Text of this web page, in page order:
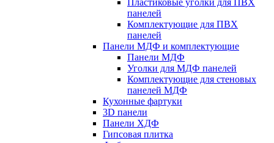
Пластиковые уголки для ПВХ
панелей
Комплектующие для ПВХ
панелей
Панели МДФ и комплектующие
Панели МДФ
Уголки для МДФ панелей
Комплектующие для стеновых
панелей МДФ
Кухонные фартуки
3D панели
Панели ХДФ
Гипсовая плитка